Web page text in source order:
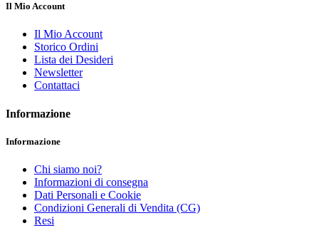
Il Mio Account
Il Mio Account
Storico Ordini
Lista dei Desideri
Newsletter
Contattaci
Informazione
Informazione
Chi siamo noi?
Informazioni di consegna
Dati Personali e Cookie
Condizioni Generali di Vendita (CG)
Resi